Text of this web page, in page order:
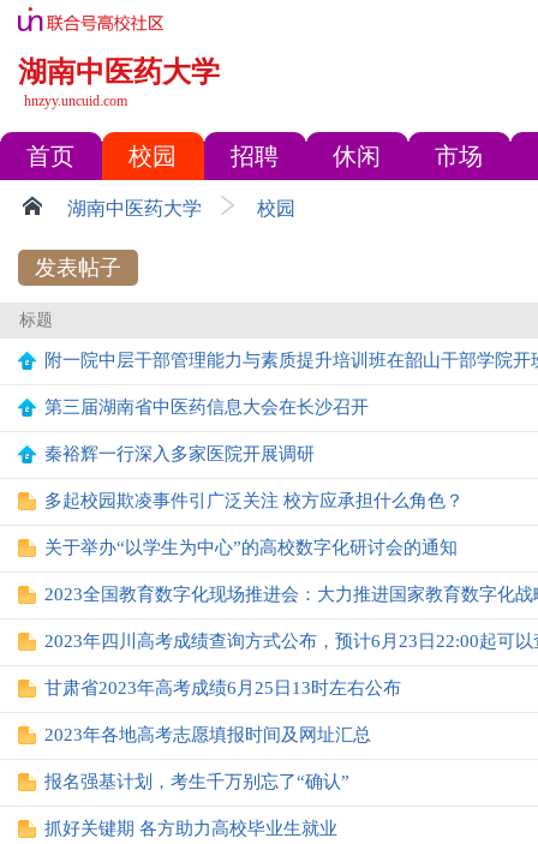
湖南中医药大学
hnzyy.uncuid.com
首页 校园 招聘 休闲 市场
湖南中医药大学 校园
发表帖子
标题
附一院中层干部管理能力与素质提升培训班在韶山干部学院开
第三届湖南省中医药信息大会在长沙召开
秦裕辉一行深入多家医院开展调研
多起校园欺凌事件引广泛关注 校方应承担什么角色？
关于举办“以学生为中心”的高校数字化研讨会的通知
2023年四川高考成绩查询方式公布，预计6月23日22:00起可以
甘肃省2023年高考成绩6月25日13时左右公布
2023年各地高考志愿填报时间及网址汇总
报名强基计划，考生千万别忘了“确认”
抓好关键期 各方助力高校毕业生就业